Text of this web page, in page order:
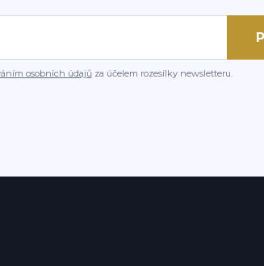
osobních údajůza účelem rozesílky newsletteru.